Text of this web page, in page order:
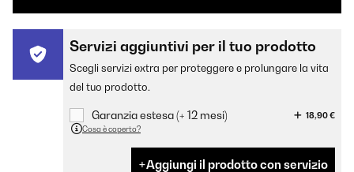
Servizi aggiuntivi per il tuo prodotto
Scegli servizi extra per proteggere e prolungare la vita
del tuo prodotto.
Garanzia estesa (+ 12 mesi)
18,90 €
Cosa è coperto?
Aggiungi il prodotto con servizio